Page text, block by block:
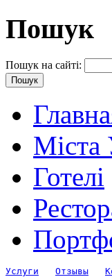
Пошук
Пошук на сайті:
Міста
Готелі
Услуги Отзывы